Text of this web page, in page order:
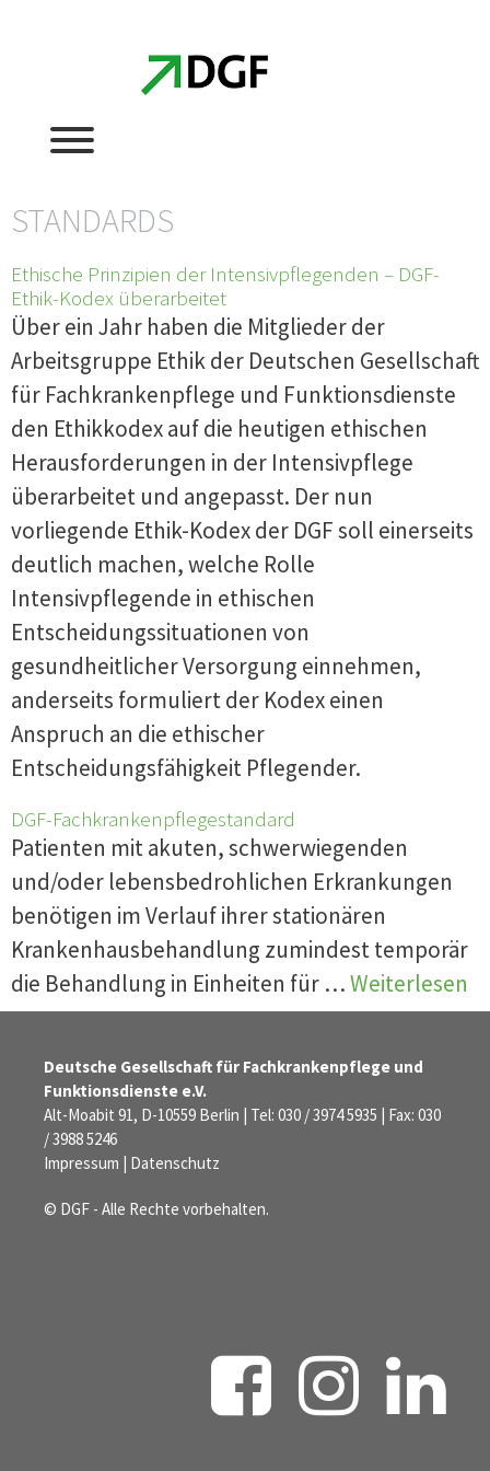
STANDARDS
Ethische Prinzipien der Intensivpflegenden – DGF-
Ethik-Kodex überarbeitet
Über ein Jahr haben die Mitglieder der
Arbeitsgruppe Ethik der Deutschen Gesellschaft
für Fachkrankenpflege und Funktionsdienste
den Ethikkodex auf die heutigen ethischen
Herausforderungen in der Intensivpflege
überarbeitet und angepasst. Der nun
vorliegende Ethik-Kodex der DGF soll einerseits
deutlich machen, welche Rolle
Intensivpflegende in ethischen
Entscheidungssituationen von
gesundheitlicher Versorgung einnehmen,
anderseits formuliert der Kodex einen
Anspruch an die ethischer
Entscheidungsfähigkeit Pflegender.
DGF-Fachkrankenpflegestandard
Patienten mit akuten, schwerwiegenden
und/oder lebensbedrohlichen Erkrankungen
benötigen im Verlauf ihrer stationären
Krankenhausbehandlung zumindest temporär
die Behandlung in Einheiten für …Weiterlesen
Deutsche Gesellschaft für Fachkrankenpflege und
Funktionsdienste e.V.
Alt-Moabit 91, D-10559 Berlin | Tel: 030 / 3974 5935 | Fax: 030
/ 3988 5246
Impressum | Datenschutz
© DGF - Alle Rechte vorbehalten.